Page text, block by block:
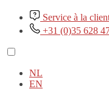
Service à la
+31 (0)35 628
NL
EN